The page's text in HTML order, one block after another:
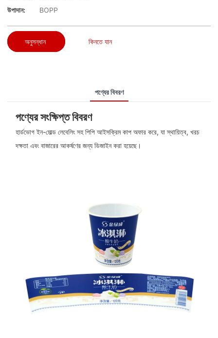
উপাদান:
BOPP
অনুসন্ধান কিনতে যান
পণ্যের বিবরণ
পণ্যের সংক্ষিপ্ত বিবরণ
হার্ডভোগ ইন-মোল্ড লেবেলিং সহ পিপি আইসক্রিম কাপ অফার করে, যা স্থায়িত্ব, খরচ
দক্ষতা এবং বাজারের আকর্ষণের জন্য ডিজাইন করা হয়েছে।